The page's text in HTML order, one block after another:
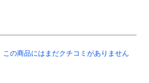
この商品にはまだクチコミがありません